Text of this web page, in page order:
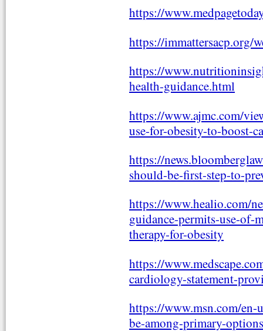
https://
https://immattersacp.org/
https://
health-guidance.html
https://www.ajmc.com/
use-for-obesity-to-boost-
https://
should-be-first-step-to-
https://www.healio.com/
guidance-permits-use-of-
therapy-for-obesity
https://
cardiology-statement-
https://www.msn.com/
be-among-primary-